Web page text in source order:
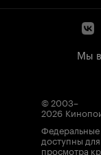
Мы
© 2003–
2026
доступны
просмотра